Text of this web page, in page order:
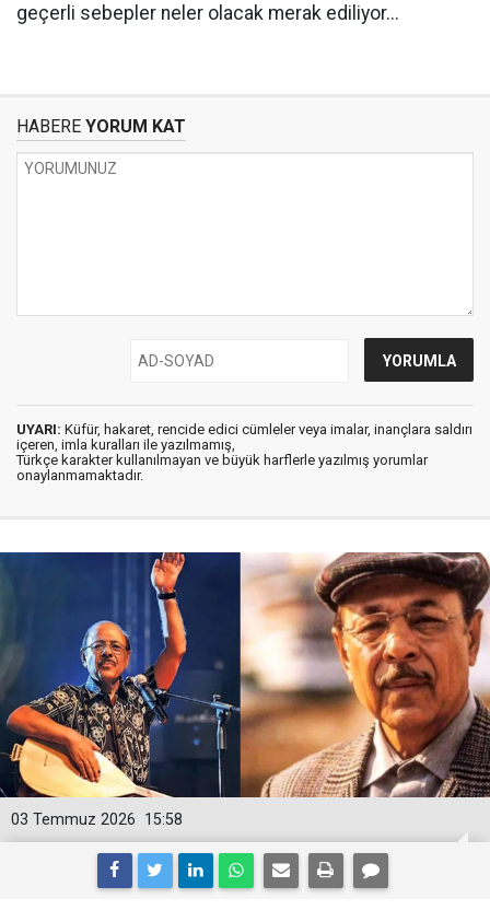
geçerli sebepler neler olacak merak ediliyor...
HABERE YORUM KAT
UYARI: Küfür, hakaret, rencide edici cümleler veya imalar, inançlara saldırı
içeren, imla kuralları ile yazılmamış,
Türkçe karakter kullanılmayan ve büyük harflerle yazılmış yorumlar
onaylanmamaktadır.
15:58
03 Temmuz 2026